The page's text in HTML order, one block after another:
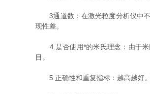
3通道数：在激光粒度分析仪中不
现性差。
4.是否使用*的米氏理念：由于米
目。
5.正确性和重复指标：越高越好。